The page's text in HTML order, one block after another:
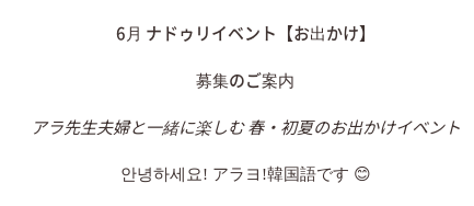
6月 ナドゥリイベント【お出かけ】
募集のご案内
アラ先生夫婦と一緒に楽しむ 春・初夏のお出かけイベント
안녕하세요! アラヨ!韓国語です 😊